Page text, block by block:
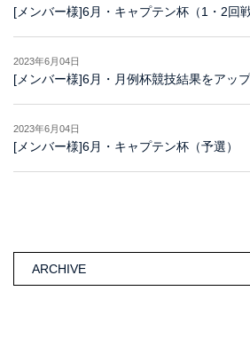
[メンバー様]6月・キャプテン杯（1・2
2023年6月04日
[メンバー様]6月・月例杯競技結果をアップ
2023年6月04日
[メンバー様]6月・キャプテン杯（予選）
ARCHIVE